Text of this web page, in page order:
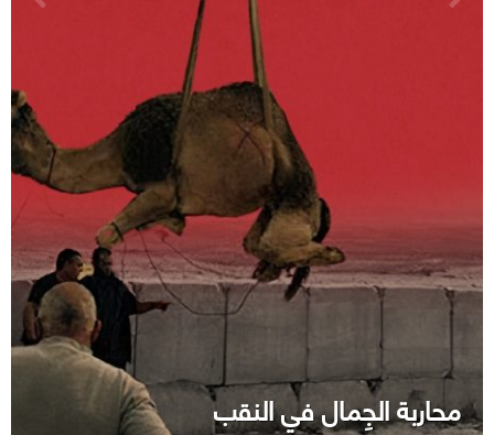
محاربة الجِمال في النقب